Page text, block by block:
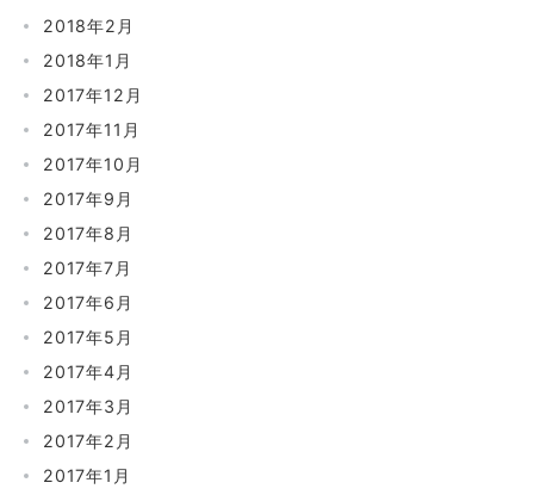
2018年2月
2018年1月
2017年12月
2017年11月
2017年10月
2017年9月
2017年8月
2017年7月
2017年6月
2017年5月
2017年4月
2017年3月
2017年2月
2017年1月